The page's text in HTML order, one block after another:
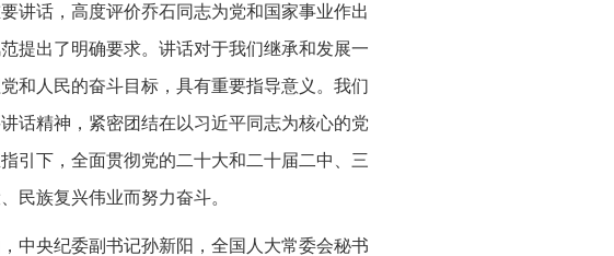
讲话，高度评价乔石同志为党和国家事业作出
提出了明确要求。讲话对于我们继承和发展一
和人民的奋斗目标，具有重要指导意义。我们
话精神，紧密团结在以习近平同志为核心的党
引下，全面贯彻党的二十大和二十届二中、三
民族复兴伟业而努力奋斗。
中央纪委副书记孙新阳，全国人大常委会秘书